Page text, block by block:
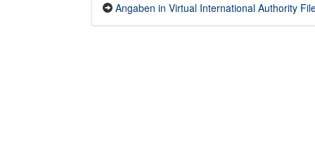
Angaben in Virtual International Authority